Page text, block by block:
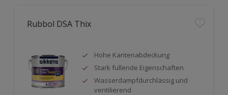
Rubbol DSA Thix
Hohe Kantenabdeckung
Stark füllende Eigenschaften
Wasserdampfdurchlässig und
ventilierend